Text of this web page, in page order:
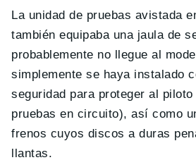
La unidad de pruebas avistada
también equipaba una jaula de
probablemente no llegue al
simplemente se haya instalado
seguridad para proteger al piloto
pruebas en circuito), así como
frenos cuyos discos a duras
llantas.